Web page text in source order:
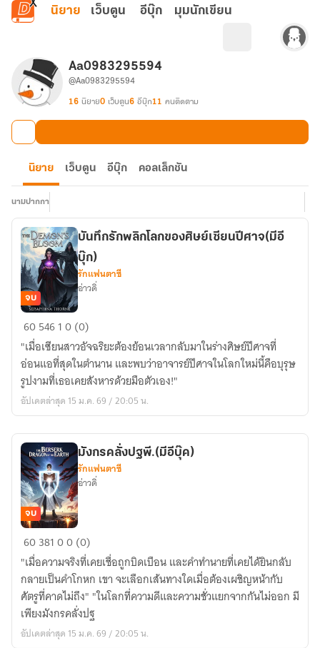
ข้ามไปยังเนื้อหาหลัก
นิยาย เว็บตูน อีบุ๊ก มุมนักเขียน
Aa0983295594
@Aa0983295594
16 นิยาย0 เว็บตูน6 อีบุ๊ก11 คนติดตาม
นิยาย เว็บตูน อีบุ๊ก คอลเล็กชัน
นามปากกา
บันทึก
รัก
พลิก
โลก
ของ
ศิษย์
ปีศาจ(มี
อี
บุ๊ก)
จบ
บันทึกรักพลิกโลกของศิษย์เซียนปีศาจ(มีอี
บุ๊ก)
รักแฟนตาซี
อ่าวดิ่
6054610 (0)
"เมื่อเซียนสาวอัจฉริยะต้องย้อนเวลากลับมาในร่างศิษย์ปีศาจที่
อ่อนแอที่สุดในตำนาน และพบว่าอาจารย์ปีศาจในโลกใหม่นี้คือบุรุษ
รูปงามที่เธอเคยสังหารด้วยมือตัวเอง!"
อัปเดตล่าสุด 15 ม.ค. 69 / 20:05 น.
มังกร
คลั่ง
ปฐพี.
(มี
อี
บุ๊ค)
จบ
มังกรคลั่งปฐพี.(มีอีบุ๊ค)
รักแฟนตาซี
อ่าวดิ่
6038100 (0)
"เมื่อความจริงที่เคยเชื่อถูกบิดเบือน และคำทำนายที่เคยได้ยินกลับ
กลายเป็นคำโกหก เขา จะเลือกเส้นทางใดเมื่อต้องเผชิญหน้ากับ
ศัตรูที่คาดไม่ถึง" "ในโลกที่ความดีและความชั่วแยกจากกันไม่ออก มี
เพียงมังกรคลั่งปฐ
อัปเดตล่าสุด 15 ม.ค. 69 / 20:05 น.